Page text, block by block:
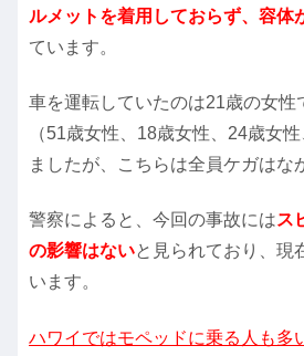
ルメットを着用しておらず、容体
ています。
車を運転していたのは21歳の女性
（51歳女性、18歳女性、24歳女
ましたが、こちらは全員ケガはな
警察によると、今回の事故にはス
の影響はないと見られており、現
います。
ハワイではモペッドに乗る人も多